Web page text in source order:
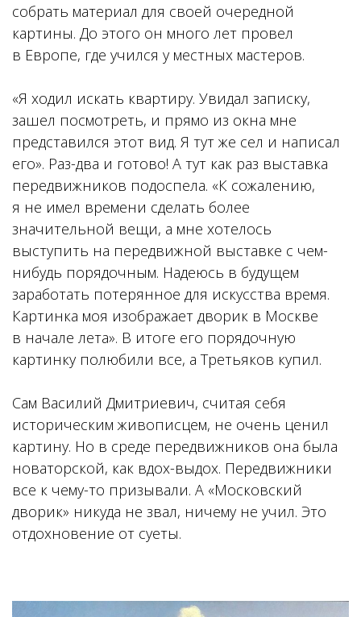
собрать материал для своей очередной
картины. До этого он много лет провел
в Европе, где учился у местных мастеров.
«Я ходил искать квартиру. Увидал записку,
зашел посмотреть, и прямо из окна мне
представился этот вид. Я тут же сел и написал
его». Раз-два и готово! А тут как раз выставка
передвижников подоспела. «К сожалению,
я не имел времени сделать более
значительной вещи, а мне хотелось
выступить на передвижной выставке с чем-
нибудь порядочным. Надеюсь в будущем
заработать потерянное для искусства время.
Картинка моя изображает дворик в Москве
в начале лета». В итоге его порядочную
картинку полюбили все, а Третьяков купил.
Сам Василий Дмитриевич, считая себя
историческим живописцем, не очень ценил
картину. Но в среде передвижников она была
новаторской, как вдох-выдох. Передвижники
все к чему-то призывали. А «Московский
дворик» никуда не звал, ничему не учил. Это
отдохновение от суеты.